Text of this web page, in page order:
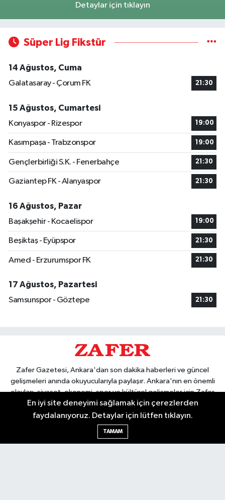
Detaylar için tıklayın
Süper Lig Fikstür
14 Ağustos, Cuma
Galatasaray - Çorum FK
21:30
15 Ağustos, Cumartesi
Konyaspor - Rizespor
19:00
Kasımpaşa - Trabzonspor 19:00
Gençlerbirliği S.K. - Fenerbahçe 21:30
Gaziantep FK - Alanyaspor 21:30
16 Ağustos, Pazar
Başakşehir - Kocaelispor
19:00
Beşiktaş - Eyüpspor 21:30
Amed - Erzurumspor FK 21:30
17 Ağustos, Pazartesi
Samsunspor - Göztepe
21:30
Zafer Gazetesi, Ankara'dan son dakika haberleri ve güncel
gelişmeleri anında okuyucularıyla paylaşır. Ankara'nın en önemli
olayları, siyaset, ekonomi, spor ve kültürel gelişmeler için Zafer
Gazetesi'ni takip edin. Başkentin güvendiği haber kaynağı.
En iyi site deneyimi sağlamak için çerezlerden
faydalanıyoruz. Detaylar için lütfen tıklayın.
TAMAM